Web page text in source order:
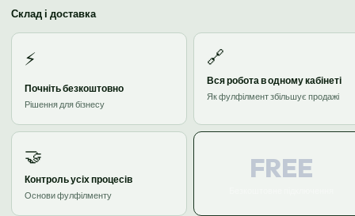
Склад і доставка
⚡
Почніть безкоштовно
Рішення для бізнесу
🔗
Вся робота в одному кабінеті
Як фулфілмент збільшує продажі
🤝
Контроль усіх процесів
Основи фулфілменту
FREE